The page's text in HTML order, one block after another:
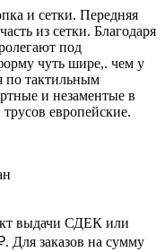
и сетки. Передняя
из сетки. Благодаря
под
чуть шире,. чем у
по тактильным
и незаментые в
европейские.
выдачи СДЕК или
Для заказов на сумму